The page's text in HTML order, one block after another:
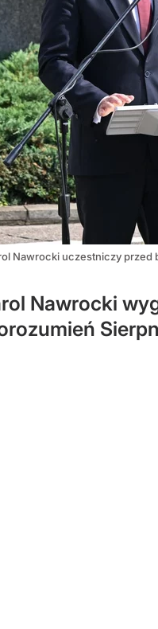
Nawrocki uczestniczy
Nawrocki